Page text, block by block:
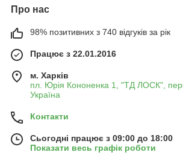
Про нас
98% позитивних з 740 відгуків за рік
Працює з 22.01.2016
м. Харків
пл. Юрія Кононенка 1, "ТД ЛОСК",
Україна
Контакти
Сьогодні працює з 09:00 до 18:00
Показати весь графік роботи